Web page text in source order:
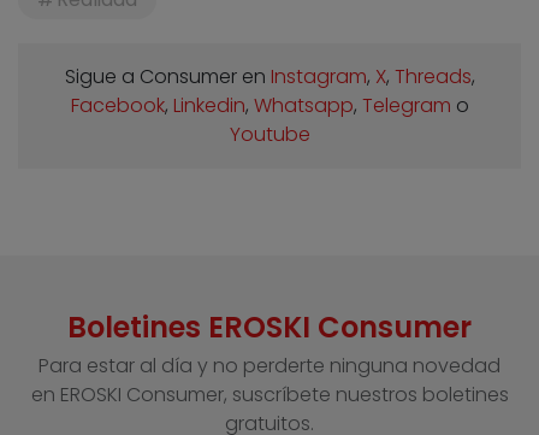
Sigue a Consumer en Instagram, X, Threads,
Facebook, Linkedin, Whatsapp, Telegram o
Youtube
Boletines EROSKI Consumer
Para estar al día y no perderte ninguna novedad
en EROSKI Consumer, suscríbete nuestros boletines
gratuitos.